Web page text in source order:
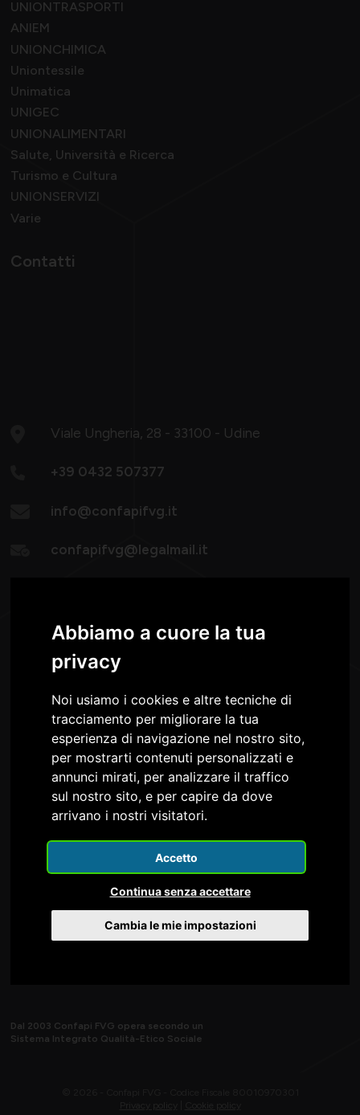
Abbiamo a cuore la tua
privacy
Noi usiamo i cookies e altre tecniche di
tracciamento per migliorare la tua
esperienza di navigazione nel nostro sito,
per mostrarti contenuti personalizzati e
annunci mirati, per analizzare il traffico
sul nostro sito, e per capire da dove
arrivano i nostri visitatori.
Accetto
Continua senza accettare
Cambia le mie impostazioni
UNIONTRASPORTI
ANIEM
UNIONCHIMICA
Uniontessile
Unimatica
UNIGEC
UNIONALIMENTARI
Salute, Università e Ricerca
Turismo e Cultura
UNIONSERVIZI
Varie
Contatti
Viale Ungheria, 28 - 33100 - Udine
+39 0432 507377
info@confapifvg.it
confapifvg@legalmail.it
Venerdì: 8.30 -13.00
Confapi FVG è nel Consiglio e nella Giunta della
Dal 2003 Confapi FVG opera secondo un
Sistema Integrato Qualità-Etico Sociale